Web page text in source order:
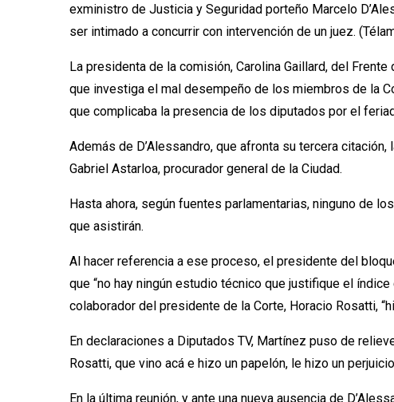
exministro de Justicia y Seguridad porteño Marcelo
ser intimado a concurrir con intervención de un juez.
La presidenta de la comisión, Carolina Gaillard, del
que investiga el mal desempeño de los miembros de la
que complicaba la presencia de los diputados por el
Además de D’Alessandro, que afronta su tercera
Gabriel Astarloa, procurador general de la Ciudad.
Hasta ahora, según fuentes parlamentarias, ninguno de
que asistirán.
Al hacer referencia a ese proceso, el presidente del
que “no hay ningún estudio técnico que justifique el
colaborador del presidente de la Corte, Horacio Rosatti,
En declaraciones a Diputados TV, Martínez puso de
Rosatti, que vino acá e hizo un papelón, le hizo un
En la última reunión, y ante una nueva ausencia de